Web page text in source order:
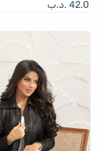
42.0 .د.ب